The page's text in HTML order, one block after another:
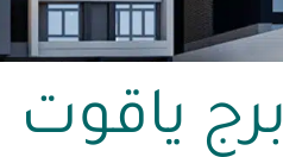
برج ياقوت